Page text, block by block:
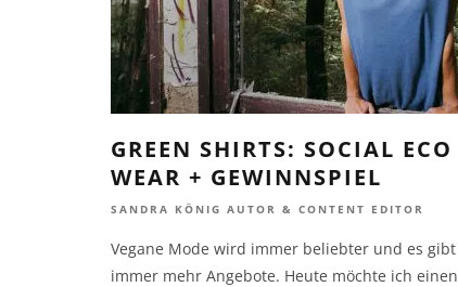
GREEN SHIRTS: SOCIAL ECO
WEAR + GEWINNSPIEL
SANDRA KÖNIG AUTOR & CONTENT EDITOR
Vegane Mode wird immer beliebter und es gibt
immer mehr Angebote. Heute möchte ich einen